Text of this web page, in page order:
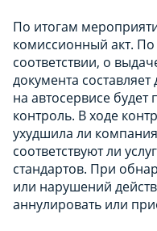
По итогам
комиссионный акт.
соответствии, о
документа
на автосервисе
контроль. В ходе
ухудшила ли
соответствуют ли
стандартов. При
или нарушений
аннулировать или